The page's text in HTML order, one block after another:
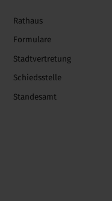
Rathaus
Formulare
Stadtvertretung
Schiedsstelle
Standesamt